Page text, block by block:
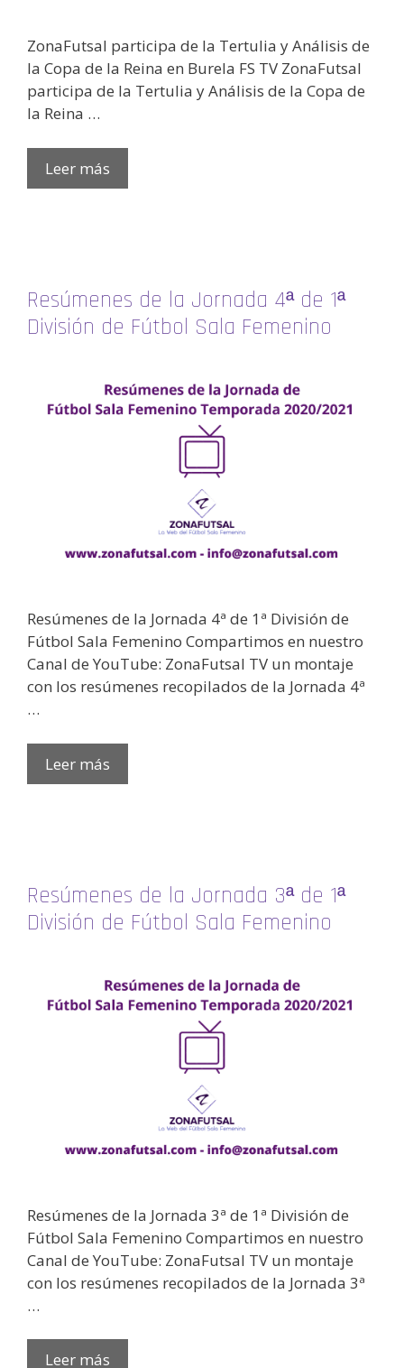
ZonaFutsal participa de la Tertulia y Análisis de
la Copa de la Reina en Burela FS TV ZonaFutsal
participa de la Tertulia y Análisis de la Copa de
la Reina …
Leer más
Resúmenes de la Jornada 4ª de 1ª
División de Fútbol Sala Femenino
Resúmenes de la Jornada 4ª de 1ª División de
Fútbol Sala Femenino Compartimos en nuestro
Canal de YouTube: ZonaFutsal TV un montaje
con los resúmenes recopilados de la Jornada 4ª
…
Leer más
Resúmenes de la Jornada 3ª de 1ª
División de Fútbol Sala Femenino
Resúmenes de la Jornada 3ª de 1ª División de
Fútbol Sala Femenino Compartimos en nuestro
Canal de YouTube: ZonaFutsal TV un montaje
con los resúmenes recopilados de la Jornada 3ª
…
Leer más